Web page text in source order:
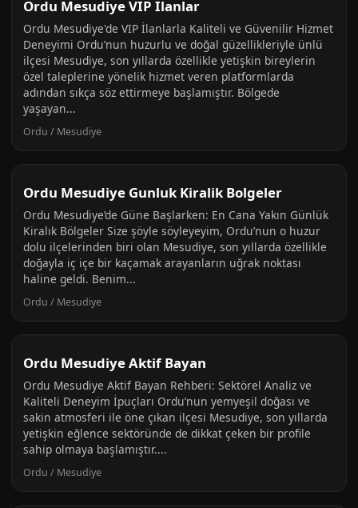
Ordu Mesudiye VIP Ilanlar
Ordu Mesudiye'de VIP İlanlarla Kaliteli ve Güvenilir Hizmet
Deneyimi Ordu’nun huzurlu ve doğal güzellikleriyle ünlü
ilçesi Mesudiye, son yıllarda özellikle yetişkin bireylerin
özel taleplerine yönelik hizmet veren platformlarda
adından sıkça söz ettirmeye başlamıştır. Bölgede
yaşayan...
Ordu / Mesudiye
Ordu Mesudiye Gunluk Kiralik Bolgeler
Ordu Mesudiye’de Güne Başlarken: En Cana Yakın Günlük
Kiralık Bölgeler Size şöyle söyleyeyim, Ordu’nun o huzur
dolu ilçelerinden biri olan Mesudiye, son yıllarda özellikle
doğayla iç içe bir kaçamak arayanların uğrak noktası
haline geldi. Benim...
Ordu / Mesudiye
Ordu Mesudiye Aktif Bayan
Ordu Mesudiye Aktif Bayan Rehberi: Sektörel Analiz ve
Kaliteli Deneyim İpuçları Ordu’nun yemyeşil doğası ve
sakin atmosferi ile öne çıkan ilçesi Mesudiye, son yıllarda
yetişkin eğlence sektöründe de dikkat çeken bir profile
sahip olmaya başlamıştır....
Ordu / Mesudiye